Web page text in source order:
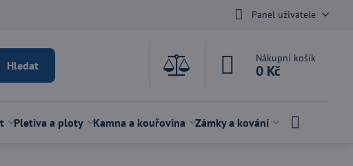
Panel uživatele
Hledat
Nákupní košík
0 Kč
Pletiva a ploty Kamna a kouřovina Zámky a kování